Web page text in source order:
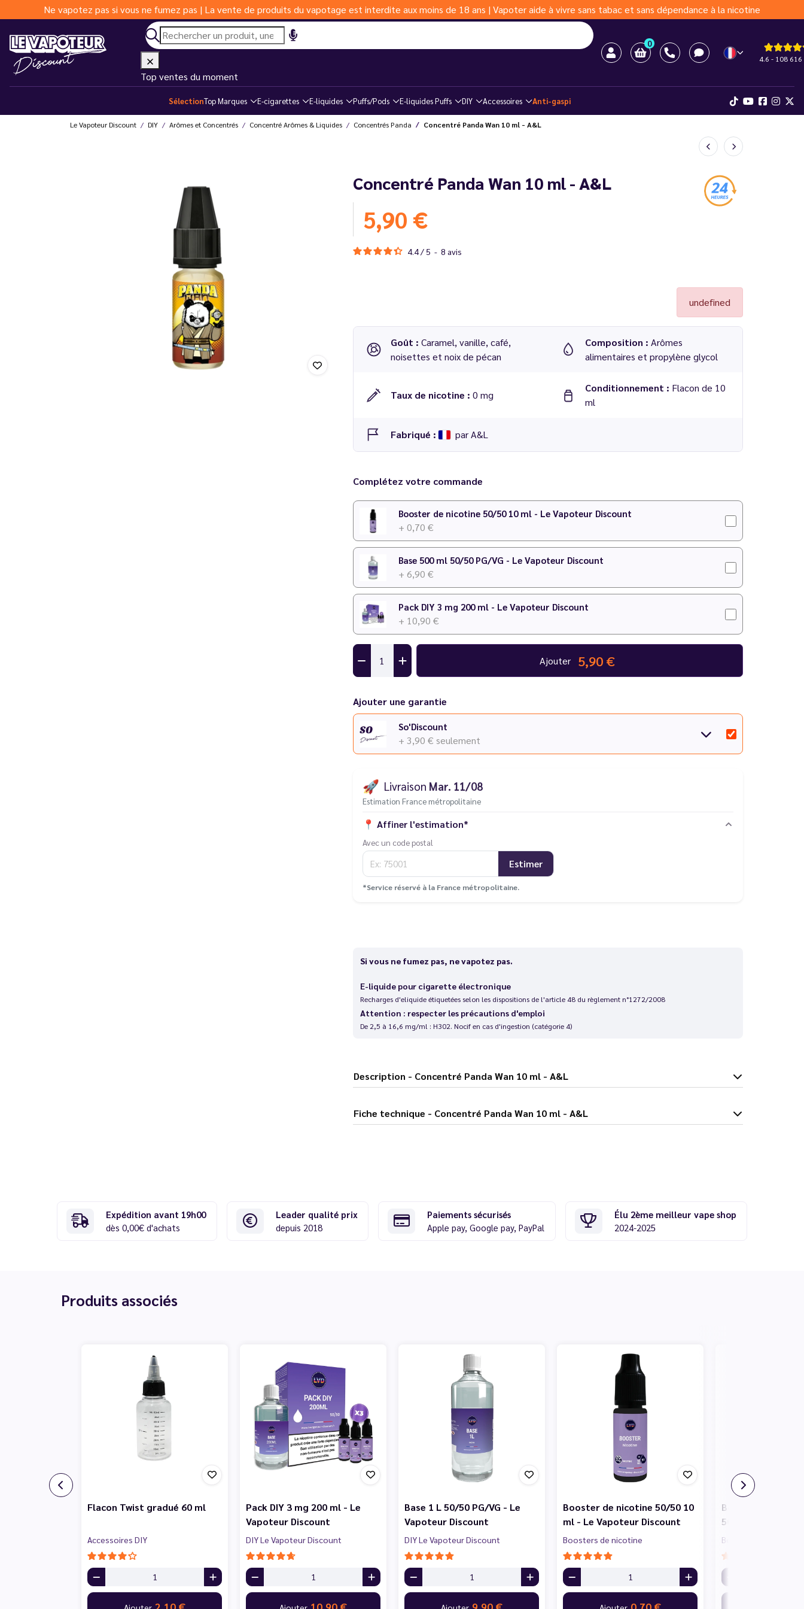
Ne vapotez pas si vous ne fumez pas | La vente de produits du vapotage est interdite aux moins de 18 ans | Vapoter aide à vivre sans tabac et sans dépendance à la nicotine
0
4.6 - 108 616
Top ventes du moment
SélectionTop Marques E-cigarettes E-liquides Puffs/Pods E-liquides Puffs DIY Accessoires Anti-gaspi
Le Vapoteur Discount DIY Arômes et Concentrés Concentré Arômes & Liquides Concentrés Panda Concentré Panda Wan 10 ml - A&L
Concentré Panda Wan 10 ml - A&L
5,90 €
4.4/ 5 - 8 avis
undefined
Goût : Caramel, vanille, café,
noisettes et noix de pécan
Composition : Arômes
alimentaires et propylène glycol
Taux de nicotine : 0 mg
Conditionnement : Flacon de 10
ml
Fabriqué : par A&L
Dosage conseillé: 6 % dans une base 50/50 PG/VG
Temps de maturation : 1 semaine
N'hésitez pas à consulter notre
Complétez votre commande
Booster de nicotine 50/50 10 ml - Le Vapoteur Discount
+ 0,70 €
Base 500 ml 50/50 PG/VG - Le Vapoteur Discount
+ 6,90 €
Pack DIY 3 mg 200 ml - Le Vapoteur Discount
+ 10,90 €
Ajouter 5,90 €
Ajouter une garantie
So'Discount
+ 3,90 € seulement
🚀 Livraison Mar. 11/08
Estimation France métropolitaine
📍 Affiner l'estimation*
Avec un code postal
Estimer
*Service réservé à la France métropolitaine.
Si vous ne fumez pas, ne vapotez pas.
E-liquide pour cigarette électronique
Recharges d'eliquide étiquetées selon les dispositions de l'article 48 du règlement n°1272/2008
Attention : respecter les précautions d'emploi
De 2,5 à 16,6 mg/ml : H302. Nocif en cas d'ingestion (catégorie 4)
Description - Concentré Panda Wan 10 ml - A&L
Fiche technique - Concentré Panda Wan 10 ml - A&L
Expédition avant 19h00
dès 0,00€ d'achats
Leader qualité prix
depuis 2018
Paiements sécurisés
Apple pay, Google pay, PayPal
Élu 2ème meilleur vape shop
2024-2025
Produits associés
Flacon Twist gradué 60 ml
Accessoires DIY
Pack DIY 3 mg 200 ml - Le
Vapoteur Discount
DIY Le Vapoteur Discount
Base 1 L 50/50 PG/VG - Le
Vapoteur Discount
DIY Le Vapoteur Discount
Booster de nicotine 50/50 10
ml - Le Vapoteur Discount
Boosters de nicotine
Booster de
50/50 10 ml - Le
Boosters de nicotine